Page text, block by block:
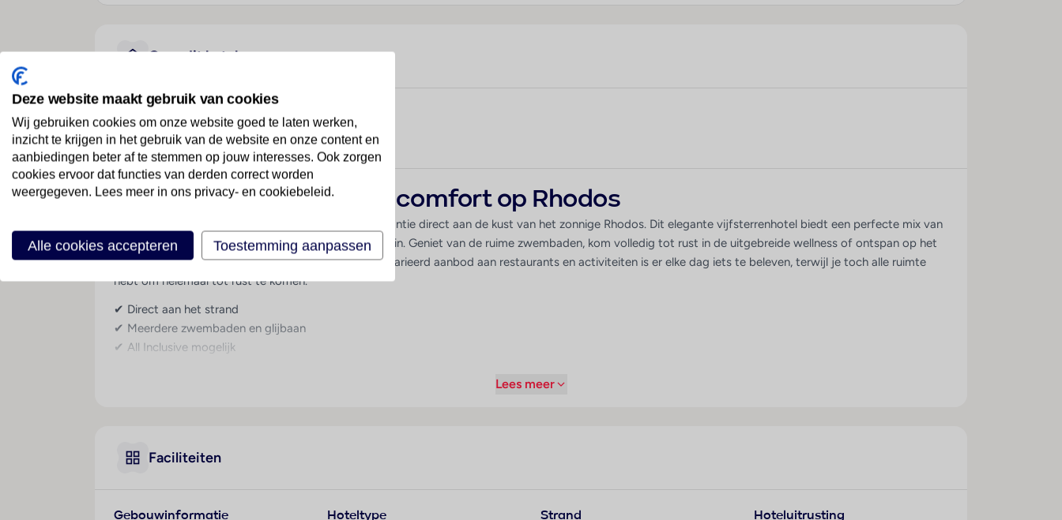
Over dit hotel
Ella Helea
Griekenland· Rhodos· Kalithea
Luxe strandvakantie vol comfort op Rhodos
Bij Ella Helea beleef je een zorgeloze all inclusive vakantie direct aan de kust van het zonnige Rhodos. Dit elegante vijfsterrenhotel biedt een perfecte mix van
ontspanning, luxe en entertainment voor het hele gezin. Geniet van de ruime zwembaden, kom volledig tot rust in de uitgebreide wellness of ontspan op het
strand met uitzicht op de Egeïsche Zee. Met een gevarieerd aanbod aan restaurants en activiteiten is er elke dag iets te beleven, terwijl je toch alle ruimte
hebt om helemaal tot rust te komen.
✔ Direct aan het strand
✔ Meerdere zwembaden en glijbaan
✔ All Inclusive mogelijk
hoofdgebouw en bijgebouwen en biedt een combinatie van ontspanning, entertainment en luxe aan de kust van Rhodos.
Lees meer
Faciliteiten
Gebouwinformatie Hoteltype Strand Hoteluitrusting
Deze website maakt gebruik van cookies
Wij gebruiken cookies om onze website goed te laten werken,
inzicht te krijgen in het gebruik van de website en onze content en
aanbiedingen beter af te stemmen op jouw interesses. Ook zorgen
cookies ervoor dat functies van derden correct worden
weergegeven. Lees meer in ons privacy- en cookiebeleid.
Alle cookies accepteren Toestemming aanpassen